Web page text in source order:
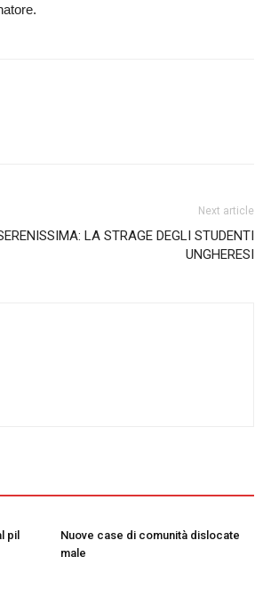
Next article
LA STRAGE DEGLI STUDENTI
UNGHERESI
pil
Nuove case di comunità dislocate
male